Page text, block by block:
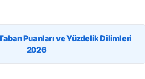
Puanları ve Yüzdelik Dilimleri
2026